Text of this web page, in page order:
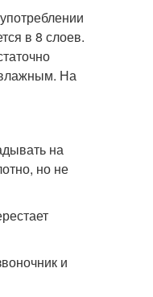
в 8 слоев.
На
на
но не
и